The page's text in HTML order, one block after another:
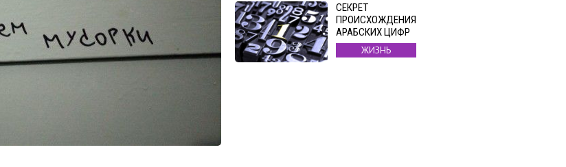
СЕКРЕТ
ПРОИСХОЖДЕНИЯ
АРАБСКИХ ЦИФР
ЖИЗНЬ